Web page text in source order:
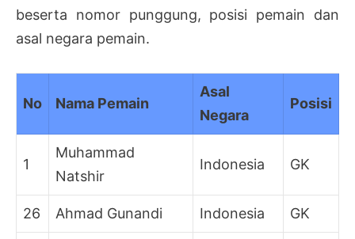
beserta nomor punggung, posisi pemain dan
asal negara pemain.
No Nama Pemain
Asal
Negara
Posisi
1
Muhammad
Natshir
Indonesia GK
26 Ahmad Gunandi Indonesia GK